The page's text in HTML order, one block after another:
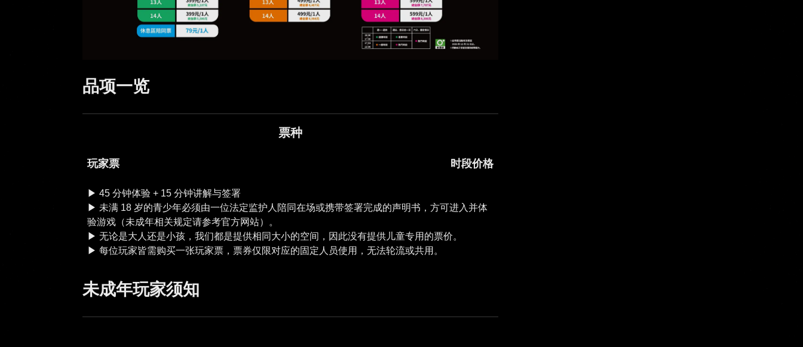
品项一览
票种
玩家票 时段价格
▶︎ 45 分钟体验 + 15 分钟讲解与签署
▶︎ 未满 18 岁的青少年必须由一位法定监护人陪同在场或携带签署完成的声明书，方可进入并体
验游戏（未成年相关规定请参考官方网站）。
▶︎ 无论是大人还是小孩，我们都是提供相同大小的空间，因此没有提供儿童专用的票价。
未成年玩家须知